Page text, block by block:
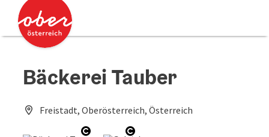
Zum Inhalt
Zum Seitenanfang
Bäckerei Tauber
Freistadt, Oberösterreich, Österreich